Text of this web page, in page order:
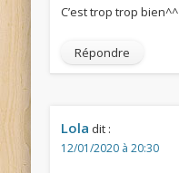
C’est trop trop bien^^
Répondre
Lola dit :
12/01/2020 à 20:30